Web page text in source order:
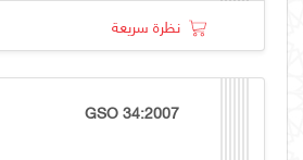
نظرة سريعة
GSO 34:2007